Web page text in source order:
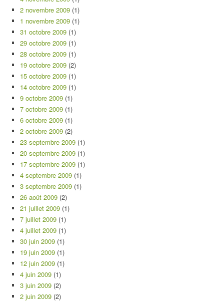
2 novembre 2009 (1)
1 novembre 2009 (1)
31 octobre 2009 (1)
29 octobre 2009 (1)
28 octobre 2009 (1)
19 octobre 2009 (2)
15 octobre 2009 (1)
14 octobre 2009 (1)
9 octobre 2009 (1)
7 octobre 2009 (1)
6 octobre 2009 (1)
2 octobre 2009 (2)
23 septembre 2009 (1)
20 septembre 2009 (1)
17 septembre 2009 (1)
4 septembre 2009 (1)
3 septembre 2009 (1)
26 août 2009 (2)
21 juillet 2009 (1)
7 juillet 2009 (1)
4 juillet 2009 (1)
30 juin 2009 (1)
19 juin 2009 (1)
12 juin 2009 (1)
4 juin 2009 (1)
3 juin 2009 (2)
2 juin 2009 (2)